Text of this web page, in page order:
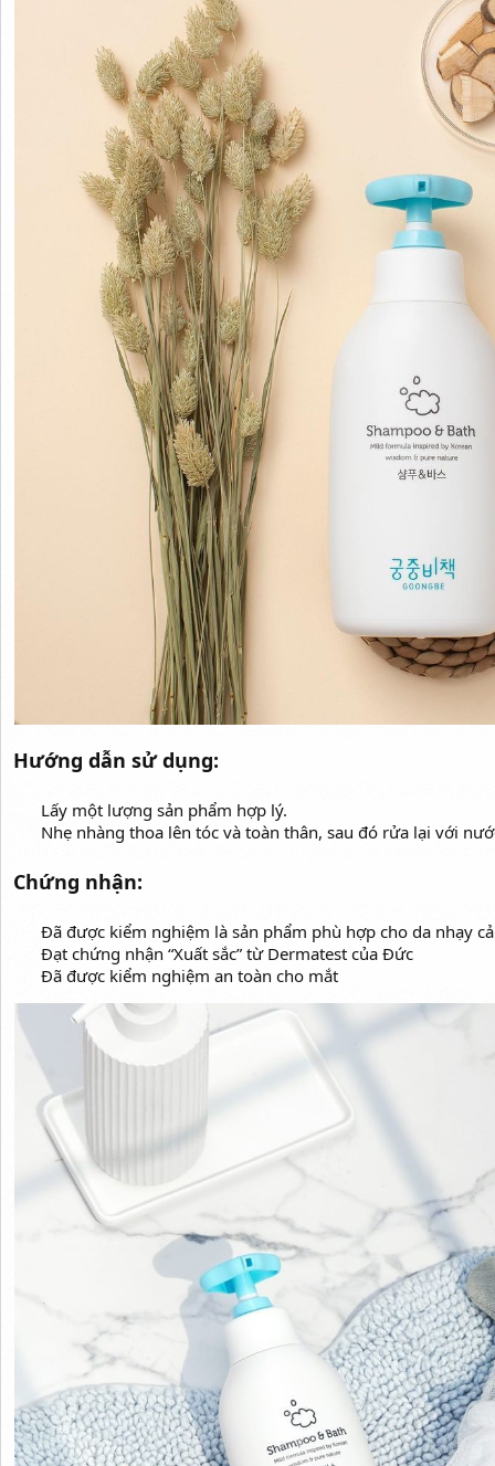
Hướng dẫn sử dụng:
Lấy một lượng sản phẩm hợp lý.
Nhẹ nhàng thoa lên tóc và toàn thân, sau đó rửa lại với
Chứng nhận:
Đã được kiểm nghiệm là sản phẩm phù hợp cho da nhạy
Đạt chứng nhận “Xuất sắc” từ Dermatest của Đức
Đã được kiểm nghiệm an toàn cho mắt